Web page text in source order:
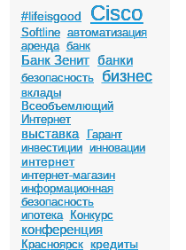
#lifeisgood Cisco
Softline автоматизация
аренда банк
Банк Зенит банки
безопасность бизнес
вклады
Всеобъемлющий
Интернет
выставка
Гарант
инвестиции инновации
интернет
интернет-магазин
информационная
безопасность
ипотека
Конкурс
конференция
Красноярск кредиты